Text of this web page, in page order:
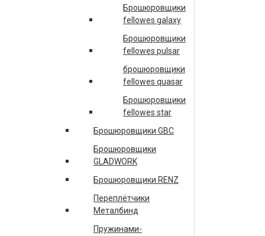
ACCO BRANDS
ПЕРЕПЛЕТЧИК REXEL WB656 (СНЯТ С ПР-ВА,
ЗАМЕНА НА GBC WIREBIND W20)
4400435 УНИВЕРСАЛЬНЫЙ ПЕРЕПЛЕТЧИК GBC
GBC1712000 РУЛОННЫЙ ЛАМИНАТОР GBC ULTIMA
БРОШЮРОВЩИК GBC CLICKMAN (IBICO CLICKMAN)
ПОДРОБНЕЕ
C11CE39301A1 СТРУЙНЫЙ ПЛОТТЕР EPSON
SURECOLOR SC-P7000
Брошюровщики
fellowes galaxy
Брошюровщики
fellowes pulsar
брошюровщики
fellowes quasar
Брошюровщики
fellowes star
Брошюровщики GBC
Брошюровщики
GLADWORK
Брошюровщики RENZ
Переплётчики
Металбинд
Пружинами-